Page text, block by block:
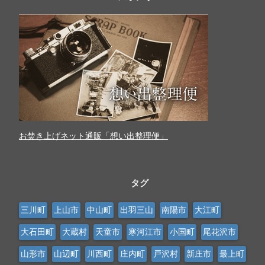
お焚き上げネット通販「想い出整理便」
タグ
三川町 上山市 中山町 出羽三山 南陽市 大江町
大石田町 大蔵村 天童市 寒河江市 小国町 尾花沢市
山形市 山辺町 川西町 庄内町 戸沢村 新庄市 最上町